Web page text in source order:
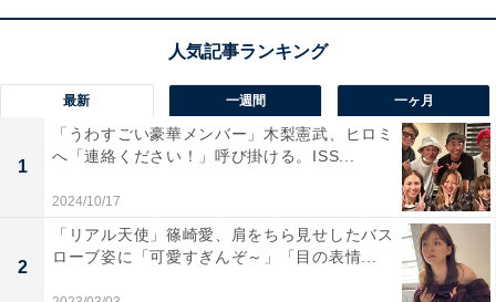
最新 一週間 一ヶ月
1
「うわすごい豪華メンバー」木梨憲武、ヒロミ
へ「連絡ください！」呼び掛ける。ISS...
2024/10/17
2
「リアル天使」篠崎愛、肩をちら見せしたバス
ローブ姿に「可愛すぎんぞ～」「目の表情...